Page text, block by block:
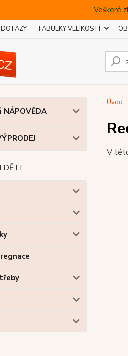
Veškeré
TABULKY VELIKOSTÍ
NÁPOVĚDA
DĚTI
Úvod
V